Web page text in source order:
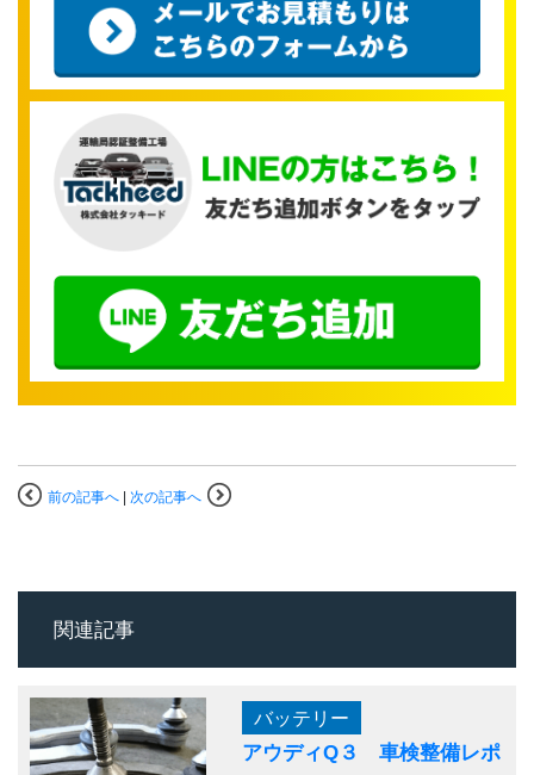
前の記事へ 次の記事へ
関連記事
バッテリー
アウディQ３ 車検整備レポ